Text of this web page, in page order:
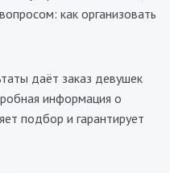
как организовать
даёт заказ девушек
информация о
подбор и гарантирует